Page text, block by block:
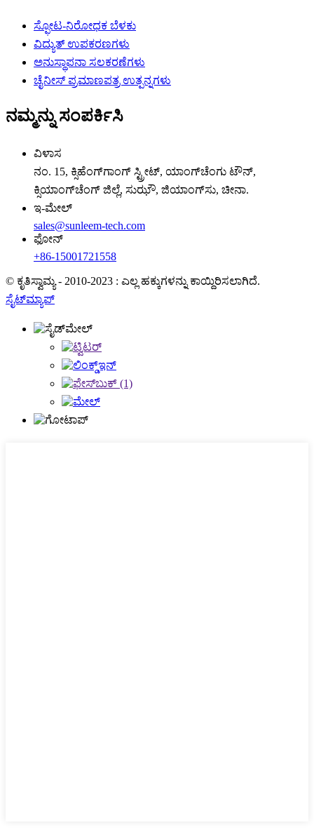
ಸ್ಫೋಟ-ನಿರೋಧಕ ಬೆಳಕು
ವಿದ್ಯುತ್ ಉಪಕರಣಗಳು
ಅನುಸ್ಥಾಪನಾ ಸಲಕರಣೆಗಳು
ಚೈನೀಸ್ ಪ್ರಮಾಣಪತ್ರ ಉತ್ಪನ್ನಗಳು
ನಮ್ಮನ್ನು ಸಂಪರ್ಕಿಸಿ
ವಿಳಾಸ
ನಂ. 15, ಕ್ಸಿಹೆಂಗ್‌ಗಾಂಗ್ ಸ್ಟ್ರೀಟ್, ಯಾಂಗ್‌ಚೆಂಗು ಟೌನ್,
ಕ್ಸಿಯಾಂಗ್‌ಚೆಂಗ್ ಜಿಲ್ಲೆ, ಸುಝೌ, ಜಿಯಾಂಗ್‌ಸು, ಚೀನಾ.
ಇ-ಮೇಲ್
sales@sunleem-tech.com
ಫೋನ್
+86-15001721558
© ಕೃತಿಸ್ವಾಮ್ಯ - 2010-2023 : ಎಲ್ಲ ಹಕ್ಕುಗಳನ್ನು ಕಾಯ್ದಿರಿಸಲಾಗಿದೆ.
ಸೈಟ್‌ಮ್ಯಾಪ್